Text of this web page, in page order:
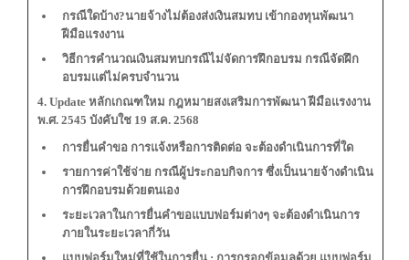
กรณีใดบ้าง?นายจ้างไม่ต้องส่งเงินสมทบ เข้ากองทุนพัฒนา
ฝีมือแรงงาน
วิธีการคำนวณเงินสมทบกรณีไม่จัดการฝึกอบรม กรณีจัดฝึก
อบรมแต่ไม่ครบจำนวน
4. Update หลักเกณฑใหม กฎหมายสงเสริมการพัฒนา ฝีมือแรงงาน
พ.ศ. 2545 บังคับใช 19 ส.ค. 2568
การยื่นคำขอ การแจ้งหรือการติดต่อ จะต้องดำเนินการที่ใด
รายการค่าใช้จ่าย กรณีผู้ประกอบกิจการ ซึ่งเป็นนายจ้างดำเนิน
การฝึกอบรมด้วยตนเอง
ระยะเวลาในการยื่นคำขอแบบฟอร์มต่างๆ จะต้องดำเนินการ
ภายในระยะเวลากี่วัน